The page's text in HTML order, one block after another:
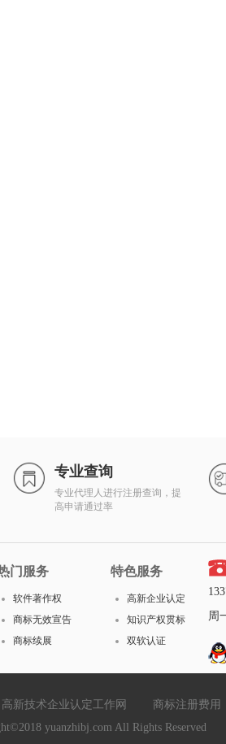
专业查询
专业代理人进行注册查询，提
高申请通过率
门服务
软件著作权
商标无效宣告
商标续展
特色服务
高新企业认定
知识产权贯标
双软认证
周
高新技术企业认定工作网
商标注册费用
yuanzhibj.com All Rights Reserved